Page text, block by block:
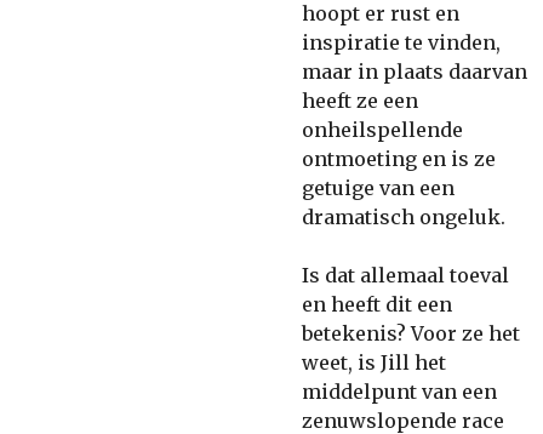
hoopt er rust en
inspiratie te vinden,
maar in plaats daarvan
heeft ze een
onheilspellende
ontmoeting en is ze
getuige van een
dramatisch ongeluk.
Is dat allemaal toeval
en heeft dit een
betekenis? Voor ze het
weet, is Jill het
middelpunt van een
zenuwslopende race